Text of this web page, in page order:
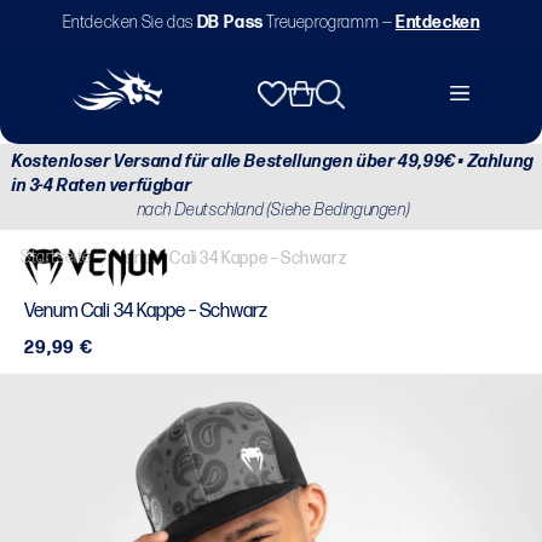
zumEntdecken Sie das DB PassTreueprogramm — Entdecken
Warenkorb
Kostenloser Versand für alle Bestellungen über 49,99€ • Zahlung
in 3-4 Raten verfügbar
nach Deutschland (Siehe Bedingungen)
Startseite / Venum Cali 34 Kappe – Schwarz
Venum Cali 34 Kappe – Schwarz
Normaler
29,99 €